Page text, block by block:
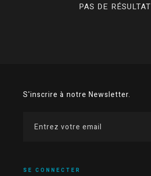
PAS DE RÉSULTAT
S'inscrire à notre Newsletter.
SE CONNECTER